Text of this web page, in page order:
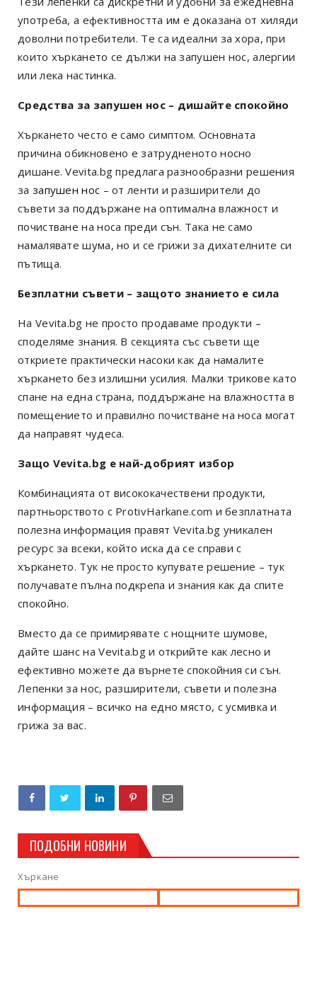
употреба, а ефективността им е доказана от хиляди
доволни потребители. Те са идеални за хора, при
които хъркането се дължи на запушен нос, алергии
или лека настинка.
Средства за запушен нос – дишайте спокойно
Хъркането често е само симптом. Основната
причина обикновено е затрудненото носно
дишане. Vevita.bg предлага разнообразни решения
за запушен нос – от ленти и разширители до
съвети за поддържане на оптимална влажност и
почистване на носа преди сън. Така не само
намалявате шума, но и се грижи за дихателните си
пътища.
Безплатни съвети – защото знанието е сила
На Vevita.bg не просто продаваме продукти –
споделяме знания. В секцията със съвети ще
откриете практически насоки как да намалите
хъркането без излишни усилия. Малки трикове като
спане на една страна, поддържане на влажността в
помещението и правилно почистване на носа могат
да направят чудеса.
Защо Vevita.bg е най-добрият избор
Комбинацията от висококачествени продукти,
партньорството с ProtivHarkane.com и безплатната
полезна информация правят Vevita.bg уникален
ресурс за всеки, който иска да се справи с
хъркането. Тук не просто купувате решение – тук
получавате пълна подкрепа и знания как да спите
спокойно.
Вместо да се примирявате с нощните шумове,
дайте шанс на Vevita.bg и открийте как лесно и
ефективно можете да върнете спокойния си сън.
Лепенки за нос, разширители, съвети и полезна
информация – всичко на едно място, с усмивка и
грижа за вас.
ПОДОБНИ НОВИНИ
Хъркане